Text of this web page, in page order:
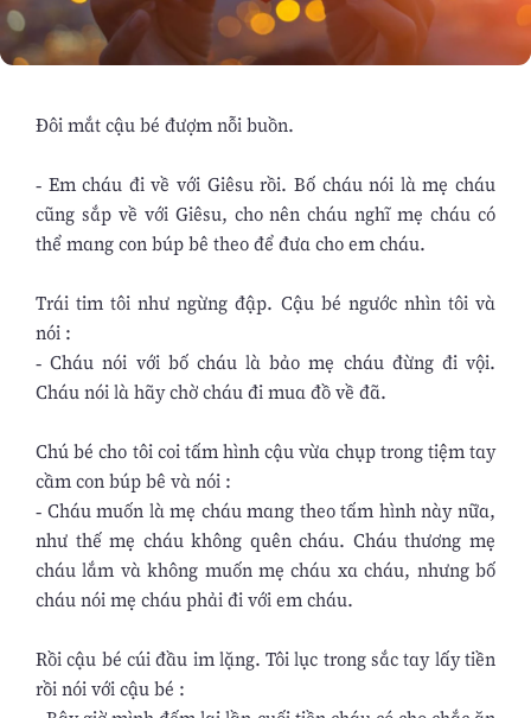
Ðôi mắt cậu bé đượm nỗi buồn.
- Em cháu đi về với Giêsu rồi. Bố cháu nói là mẹ cháu
cũng sắp về với Giêsu, cho nên cháu nghĩ mẹ cháu có
thể mang con búp bê theo để đưa cho em cháu.
Trái tim tôi như ngừng đập. Cậu bé ngước nhìn tôi và
nói :
- Cháu nói với bố cháu là bảo mẹ cháu đừng đi vội.
Cháu nói là hãy chờ cháu đi mua đồ về đã.
Chú bé cho tôi coi tấm hình cậu vừa chụp trong tiệm tay
cầm con búp bê và nói :
- Cháu muốn là mẹ cháu mang theo tấm hình này nữa,
như thế mẹ cháu không quên cháu. Cháu thương mẹ
cháu lắm và không muốn mẹ cháu xa cháu, nhưng bố
cháu nói mẹ cháu phải đi với em cháu.
Rồi cậu bé cúi đầu im lặng. Tôi lục trong sắc tay lấy tiền
rồi nói với cậu bé :